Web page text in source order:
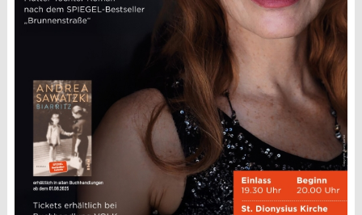
St. Hedwig Lotte
Auferstehungskapelle, Gut Langenbrück
Familienzentrum / Kita
Reinhildis-Haus Pfarrheim